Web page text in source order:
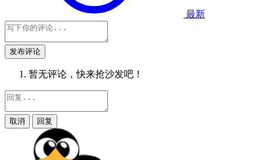
最新
发布评论
暂无评论，快来抢沙发吧！
取消 回复